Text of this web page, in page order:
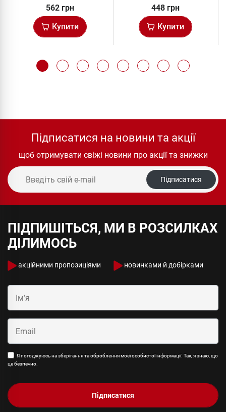
562 грн
Купити
448 грн
Купити
Підписатися на новини та акції
щоб отримувати свіжі новини про акції та знижки
Підписатися
ПІДПИШІТЬСЯ, МИ В РОЗСИЛКАХ
ДІЛИМОСЬ
акційними пропозиціями новинками й добірками
Я погоджуюсь на зберігання та оброблення моєї особистої інформації. Так, я знаю, що
це безпечно.
Підписатися